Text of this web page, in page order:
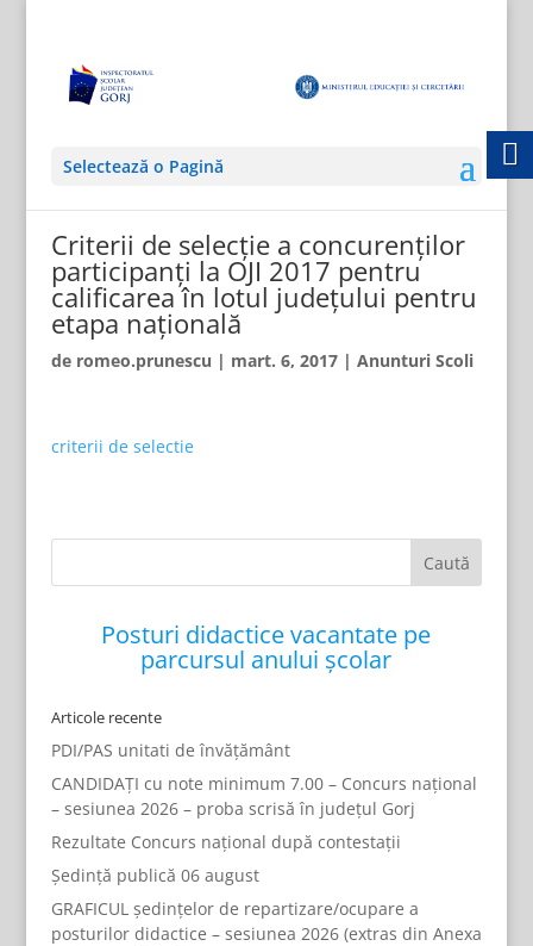
Selectează o Pagină
Criterii de selecție a concurenților
participanți la OJI 2017 pentru
calificarea în lotul județului pentru
etapa națională
de romeo.prunescu | mart. 6, 2017| Anunturi Scoli
criterii de selectie
Posturi didactice vacantate pe
parcursul anului școlar
Articole recente
PDI/PAS unitati de învățământ
CANDIDAȚI cu note minimum 7.00 – Concurs național
– sesiunea 2026 – proba scrisă în județul Gorj
Rezultate Concurs național după contestații
Ședință publică 06 august
GRAFICUL ședințelor de repartizare/ocupare a
posturilor didactice – sesiunea 2026 (extras din Anexa